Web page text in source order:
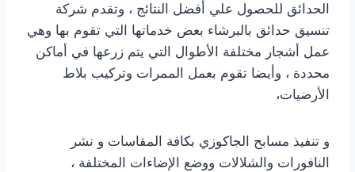
الحدائق للحصول علي أفضل النتائج ، وتقدم شركة
تنسيق حدائق بالبرشاء بعض خدماتها التي تقوم بها وهي
عمل أشجار مختلفة الأطوال التي يتم زرعها في أماكن
محددة ، وأيضا تقوم بعمل الممرات وتركيب بلاط
الأرضيات،
و تنفيذ مسابح الجاكوزي بكافة المقاسات و نشر
النافورات والشلالات ووضع الإضاءات المختلفة ،